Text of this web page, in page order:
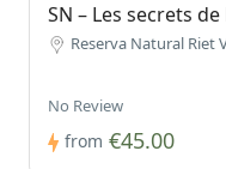
SN – Les secrets
Reserva Natural Riet
No Review
from €45.00